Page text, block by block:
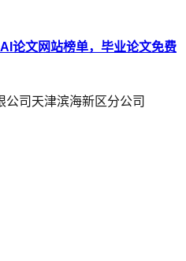
论文网站榜单，毕业论文免费
司天津滨海新区分公司